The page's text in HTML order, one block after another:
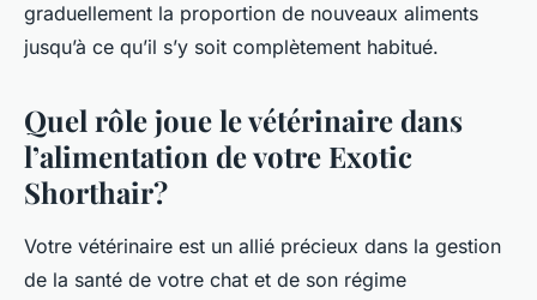
graduellement la proportion de nouveaux aliments
jusqu’à ce qu’il s’y soit complètement habitué.
Quel rôle joue le vétérinaire dans
l’alimentation de votre Exotic
Shorthair?
Votre vétérinaire est un allié précieux dans la gestion
de la santé de votre chat et de son régime